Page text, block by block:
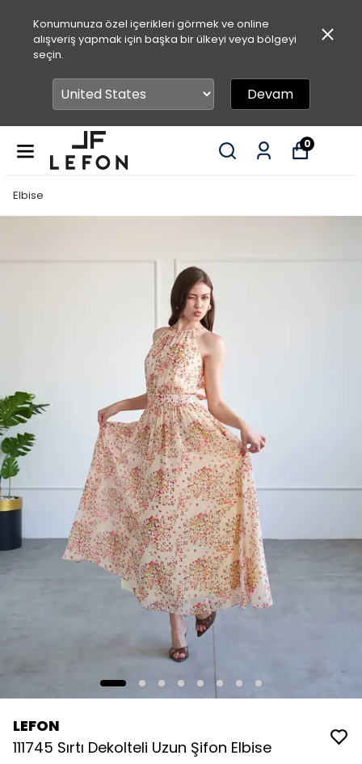
Konumunuza özel içerikleri görmek ve online
alışveriş yapmak için başka bir ülkeyi veya bölgeyi
seçin.
Devam
0
Elbise
LEFON
111745 Sırtı Dekolteli Uzun Şifon Elbise